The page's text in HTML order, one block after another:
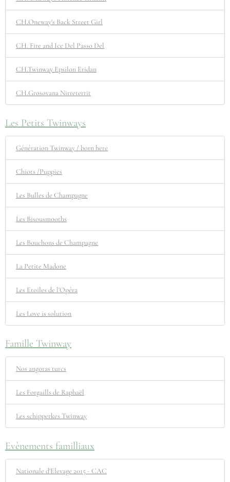
CH.Oneway's Back Street Girl
CH. Fire and Ice Del Passo Del
CH.Twinway Epsilon Eridan
CH.Grosovana Nirreterrit
Les Petits Twinways
Génération Twinway / born here
Chiots /Puppies
Les Bulles de Champagne
Les Bisousmooths
Les Bouchons de Champagne
La Petite Madone
Les Etoiles de l'Opéra
Les Love is solution
Famille Twinway
Nos angoras turcs
Les Forgaills de Raphaël
Les schipperkes Twinway
Evènements familliaux
Nationale d'Elevage 2015 - CAC